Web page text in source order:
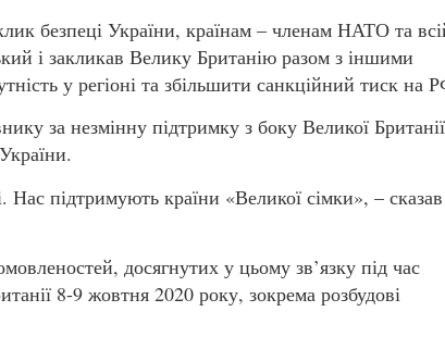
безпеці України, країнам – членам НАТО та
і закликав Велику Британію разом з іншими
у регіоні та збільшити санкційний тиск на
за незмінну підтримку з боку Великої Британії
підтримують країни «Великої сімки», – сказав
досягнутих у цьому зв’язку під час
8-9 жовтня 2020 року, зокрема розбудові